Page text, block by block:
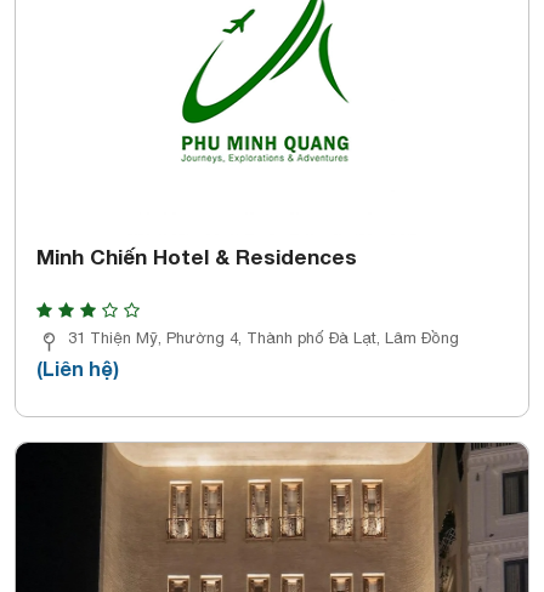
Minh Chiến Hotel & Residences
31 Thiện Mỹ, Phường 4, Thành phố Đà Lạt, Lâm Đồng
(Liên hệ)